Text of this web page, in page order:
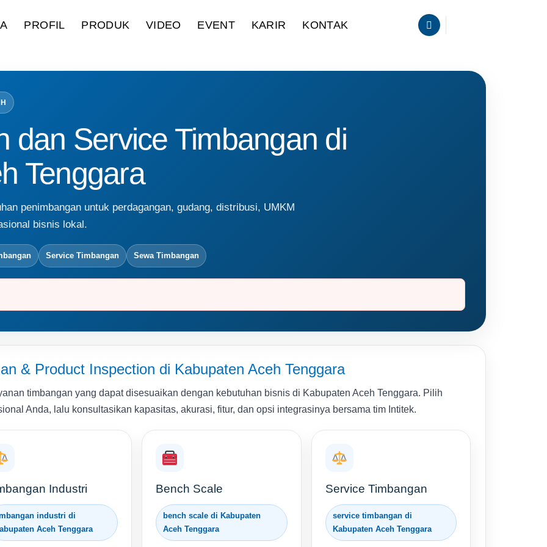
PROFIL PRODUK VIDEO EVENT KARIR KONTAK
dan Service Timbangan di
Tenggara
penimbangan untuk perdagangan, gudang, distribusi, UMKM
bisnis lokal.
Service Timbangan Sewa Timbangan
& Product Inspection di Kabupaten Aceh Tenggara
timbangan yang dapat disesuaikan dengan kebutuhan bisnis di Kabupaten Aceh Tenggara. Pilih
Anda, lalu konsultasikan kapasitas, akurasi, fitur, dan opsi integrasinya bersama tim Intitek.
Industri
industri di
Aceh Tenggara
Bench Scale
bench scale di Kabupaten
Aceh Tenggara
Service Timbangan
service timbangan di
Kabupaten Aceh Tenggara